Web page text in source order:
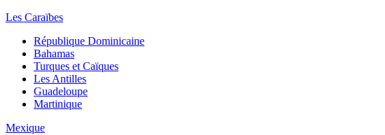
Les Caraïbes
République Dominicaine
Bahamas
Turques et Caïques
Les Antilles
Guadeloupe
Martinique
Mexique